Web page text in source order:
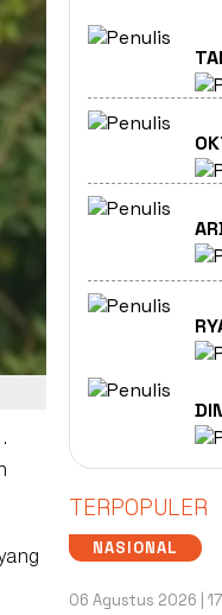
TERPOPULER
NASIONAL
06 Agustus 2026 |